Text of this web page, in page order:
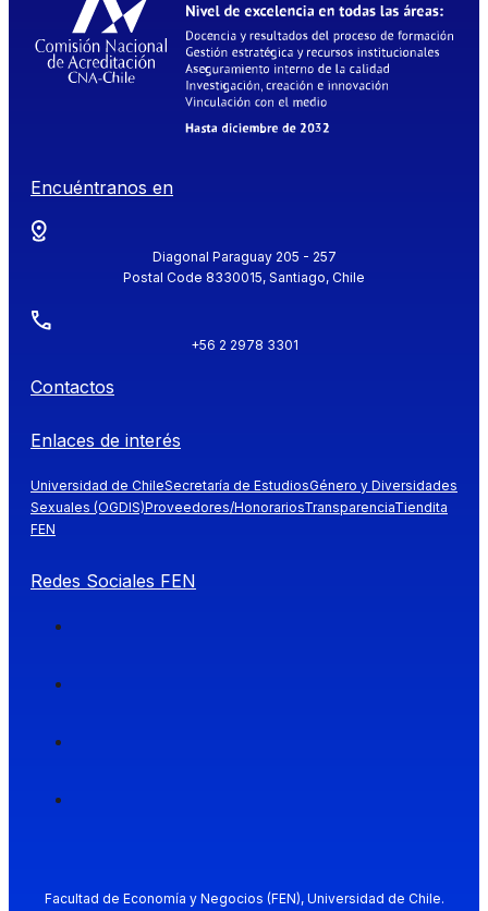
Encuéntranos en
Diagonal Paraguay 205 - 257
Postal Code 8330015, Santiago, Chile
+56 2 2978 3301
Contactos
Enlaces de interés
Universidad de ChileSecretaría de EstudiosGénero y Diversidades
Sexuales (OGDIS)Proveedores/HonorariosTransparenciaTiendita
FEN
Redes Sociales FEN
Facultad de Economía y Negocios (FEN), Universidad de Chile.